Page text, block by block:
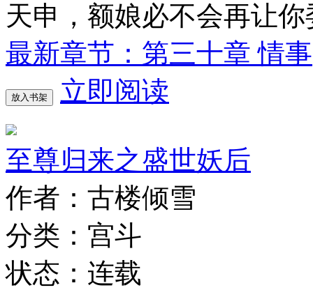
天申，额娘必不会再让
最新章节：第三十章 情事
放入书架 立即阅读
至尊归来之盛世妖后
作者：古楼倾雪
分类：宫斗
状态：连载